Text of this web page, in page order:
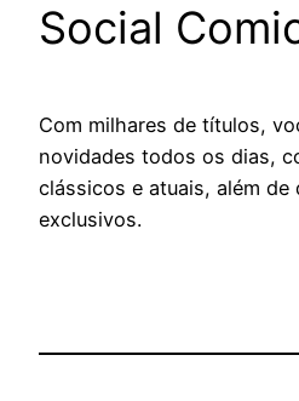
Social
Com milhares de títulos,
novidades todos os dias,
clássicos e atuais, além de
exclusivos.